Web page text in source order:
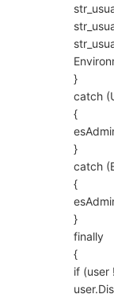
}
catch
{
}
catch
{
}
finally
{
if (user